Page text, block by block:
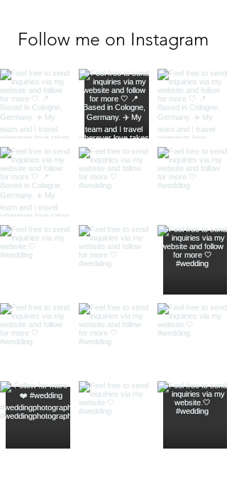
Follow me on Instagram